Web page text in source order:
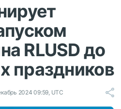
RLUSD до
праздников
2024 09:59, UTC